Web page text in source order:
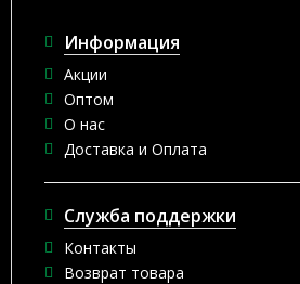
Информация
Акции
Оптом
О нас
Доставка и Оплата
Служба поддержки
Контакты
Возврат товара